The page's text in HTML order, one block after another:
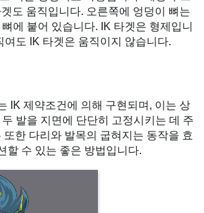
도 움직입니다. 오른쪽에 엉덩이 뼈는
에 붙어 있습니다. IK 타겟은 형제입니
여도 IK 타겟은 움직이지 않습니다.
IK 제약조건에 의해 구현되며, 이는 상
발을 지면에 단단히 고정시키는 데 주
또한 다리와 발목의 굽혀지는 동작을 효
할 수 있는 좋은 방법입니다.